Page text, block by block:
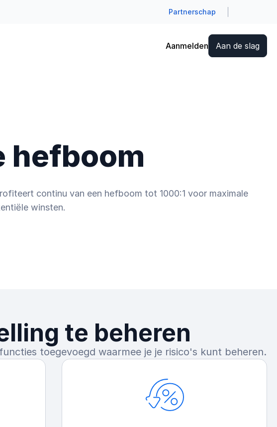
Partnerschap
Aanmelden Aan de slag
hefboom
continu van een hefboom tot 1000:1 voor maximale
winsten.
te beheren
toegevoegd waarmee je je risico's kunt beheren.